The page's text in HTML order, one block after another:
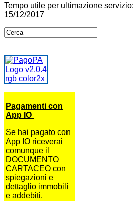
Tempo utile per ultimazione servizio:
15/12/2017
Pagamenti con
App IO
Se hai pagato con
App IO riceverai
comunque il
DOCUMENTO
CARTACEO con
spiegazioni e
dettaglio immobili
e addebiti.